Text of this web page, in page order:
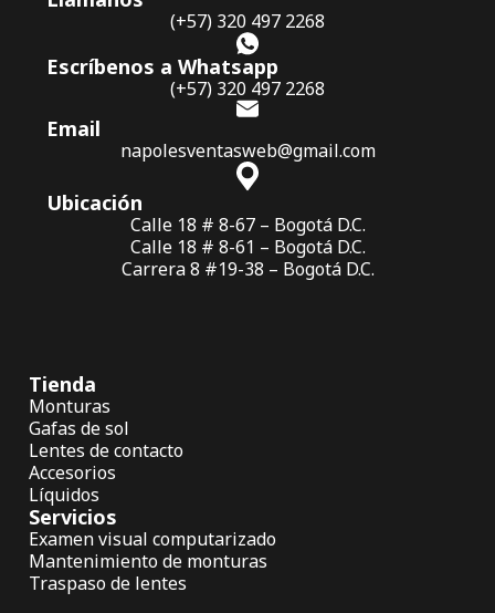
(+57) 320 497 2268
Escríbenos a Whatsapp
(+57) 320 497 2268
Email
napolesventasweb@gmail.com
Ubicación
Calle 18 # 8-67 – Bogotá D.C.
Calle 18 # 8-61 – Bogotá D.C.
Carrera 8 #19-38 – Bogotá D.C.
Tienda
Monturas
Gafas de sol
Lentes de contacto
Accesorios
Líquidos
Servicios
Examen visual computarizado
Mantenimiento de monturas
Traspaso de lentes